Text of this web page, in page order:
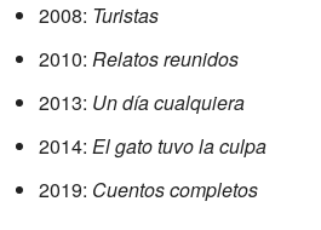
2008: Turistas
2010: Relatos reunidos
2013: Un día cualquiera
2014: El gato tuvo la culpa
2019: Cuentos completos